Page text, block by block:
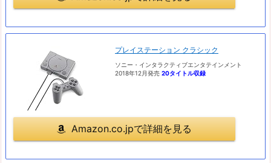
プレイステーション クラシック
ソニー・インタラクティブエンタテインメント
2018年12月発売 20タイトル収録
Amazon.co.jpで詳細を見る